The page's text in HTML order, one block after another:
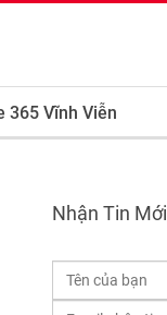
365 Vĩnh Viễn
Nhận Tin Mới